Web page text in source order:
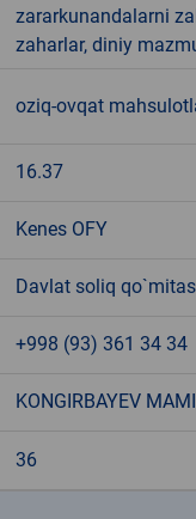
zararkunandalarni
zaharlar, diniy
oziq-ovqat
16.37
Kenes OFY
Davlat soliq
+998 (93) 361 34 34
KONGIRBAYEV
36